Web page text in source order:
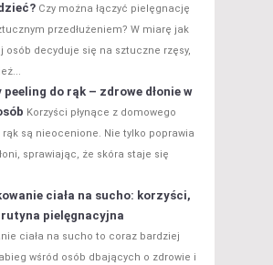
Czy można łączyć pielęgnację
przedłużeniem? W miarę jak
osób decyduje się na sztuczne rzęsy,
peeling do rąk – zdrowe dłonie w
Korzyści płynące z domowego
są nieocenione. Nie tylko poprawia
sprawiając, że skóra staje się
ciała na sucho: korzyści,
pielęgnacyjna
ciała na sucho to coraz bardziej
wśród osób dbających o zdrowie i